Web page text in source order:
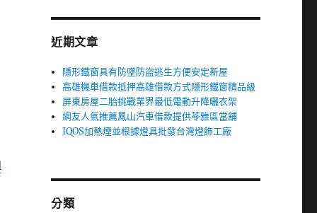
近期文章
隱形鐵窗具有防墜防盜逃生方便安定新屋
高雄機車借款抵押高雄借款方式隱形鐵窗精品級
屏東房屋二胎挑戰業界最低電動升降曬衣架
網友人氣推薦鳳山汽車借款提供苓雅區當舖
IQOS加熱煙並根據燈具批發台灣燈飾工廠
分類